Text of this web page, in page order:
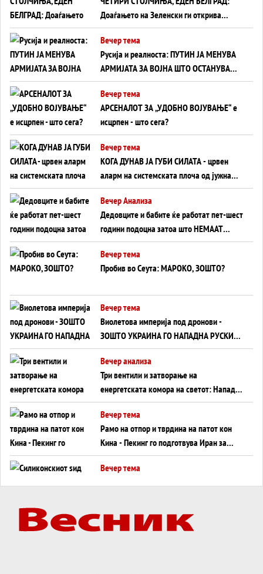
Доаѓањето на Зеленски ги открива
тајните на политиката на балансирање
на Вучиќ
Вечер тема
Русија и реалноста: ПУТИН ЈА МЕНУВА
АРМИЈАТА ЗА ВОЈНА ШТО ОСТАНУВА
БЕЗ ФРОНТ
Вечер тема
АРСЕНАЛОТ ЗА „УДОБНО ВОЈУВАЊЕ“ е
исцрпен - што сега?
Вечер тема
КОГА ДУНАВ ЈА ГУБИ СИЛАТА - црвен
аларм на системската плоча од јужна
Германија до Црното Море...
Вечер Анализа
Дедовците и бабите ќе работат пет-шест
години подоцна затоа што НЕМААТ
ВНУЦИ ДА ГИ ЗАМЕНАТ
Вечер тема
Пробив во Сеута: МАРОКО, ЗОШТО?
Вечер тема
Виолетова империја под дронови -
ЗОШТО УКРАИНА ГО НАПАДНА РУСКИОТ
WILDBERRIES
Вечер анализа
Три вентили и затворање на
енергетската комора на светот: Нападот
во Суец најавува глобален енергетски
инфаркт?
Вечер тема
Рамо на отпор и тврдина на патот кон
Кина - Пекинг го подготвува Иран за
американска копнена инвазија
Вечер тема
Вечер тема
Трамп тврди дека повторно „разговара“